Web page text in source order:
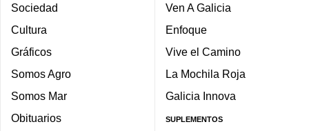
Sociedad
Cultura
Gráficos
Somos Agro
Somos Mar
Obituarios
Ven A Galicia
Enfoque
Vive el Camino
La Mochila Roja
Galicia Innova
SUPLEMENTOS